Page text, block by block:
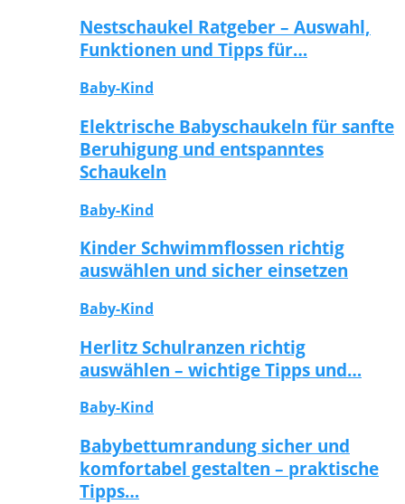
Nestschaukel Ratgeber – Auswahl,
Funktionen und Tipps für…
Baby-Kind
Elektrische Babyschaukeln für sanfte
Beruhigung und entspanntes
Schaukeln
Baby-Kind
Kinder Schwimmflossen richtig
auswählen und sicher einsetzen
Baby-Kind
Herlitz Schulranzen richtig
auswählen – wichtige Tipps und…
Baby-Kind
Babybettumrandung sicher und
komfortabel gestalten – praktische
Tipps…